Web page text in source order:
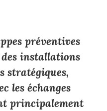
préventives
installations
stratégiques,
les échanges
principalement